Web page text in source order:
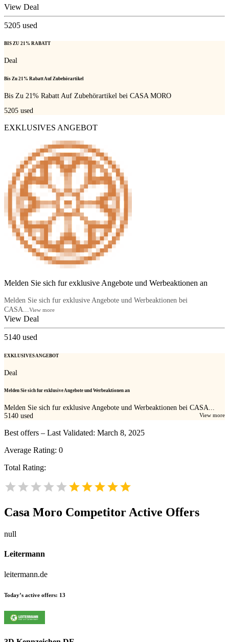
View Deal
5205 used
BIS ZU 21% RABATT
Deal
Bis Zu 21% Rabatt Auf Zubehörartikel
Bis Zu 21% Rabatt Auf Zubehörartikel bei CASA MORO
5205 used
EXKLUSIVES ANGEBOT
Melden Sie sich fur exklusive Angebote und Werbeaktionen an
Melden Sie sich fur exklusive Angebote und Werbeaktionen bei
CASA...View more
View Deal
5140 used
EXKLUSIVES ANGEBOT
Deal
Melden Sie sich fur exklusive Angebote und Werbeaktionen an
Melden Sie sich fur exklusive Angebote und Werbeaktionen bei CASA...
View more
5140 used
Best offers – Last Validated: March 8, 2025
Average Rating: 0
Total Rating:
Casa Moro Competitor Active Offers
null
Leitermann
leitermann.de
Today’s active offers: 13